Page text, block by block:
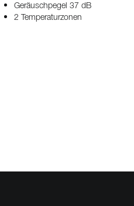
Geräuschpegel 37 dB
2 Temperaturzonen